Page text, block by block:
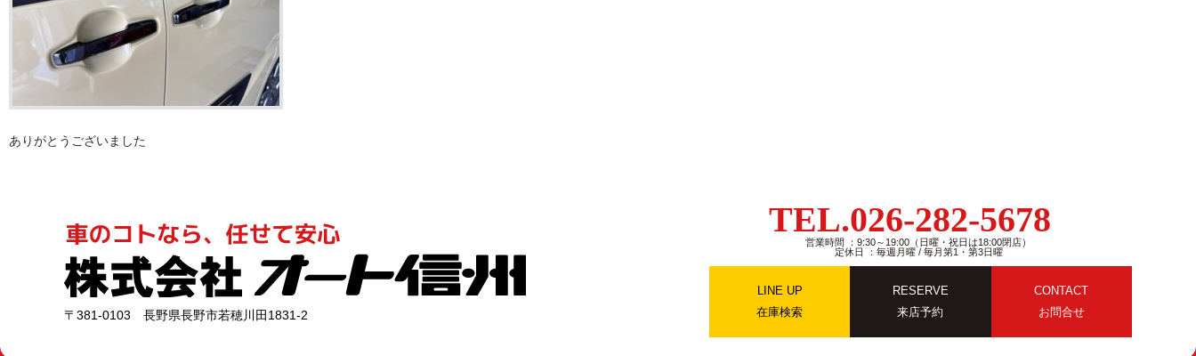
ありがとうございました
〒381-0103 長野県長野市若穂川田1831-2
TEL.026-282-5678
営業時間 ：9:30～19:00（日曜・祝日は18:00閉店）
定休日 ：毎週月曜 / 毎月第1・第3日曜
LINE UP
在庫検索
RESERVE
来店予約
CONTACT
お問合せ